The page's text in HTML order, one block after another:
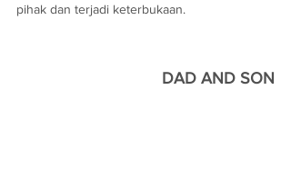
pihak dan terjadi keterbukaan.
DAD AND SON